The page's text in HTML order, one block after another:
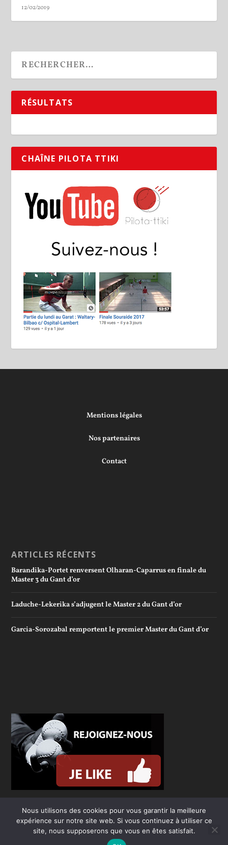
12/02/2019
RÉSULTATS
CHAÎNE PILOTA TTIKI
Mentions légales
Nos partenaires
Contact
ARTICLES RÉCENTS
Barandika-Portet renversent Olharan-Caparrus en finale du
Master 3 du Gant d’or
Laduche-Lekerika s’adjugent le Master 2 du Gant d’or
Garcia-Sorozabal remportent le premier Master du Gant d’or
Nous utilisons des cookies pour vous garantir la meilleure
expérience sur notre site web. Si vous continuez à utiliser ce
site, nous supposerons que vous en êtes satisfait.